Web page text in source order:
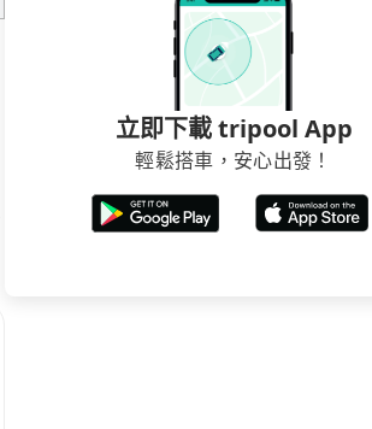
立即下載 tripool App
輕鬆搭車，安心出發！